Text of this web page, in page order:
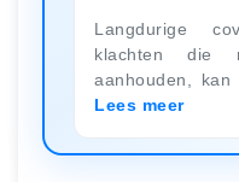
Langdurige
klachten die
aanhouden,
Lees meer